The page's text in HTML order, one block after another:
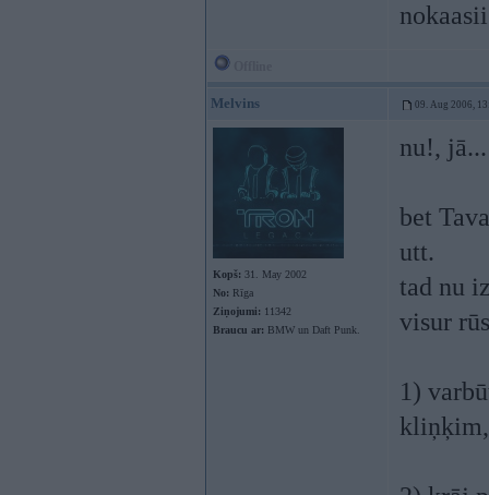
Melvins 09. Aug 2006,
Kopš: 31. May 2002
No: Rīga
Ziņojumi: 11342
Braucu ar: BMW un Daft Punk.
nu!, jā...
bet
utt.
tad nu
visur
1)
kliņķim,